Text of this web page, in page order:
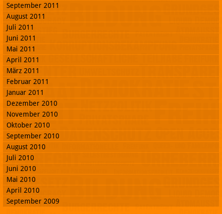
September 2011
August 2011
Juli 2011
Juni 2011
Mai 2011
April 2011
März 2011
Februar 2011
Januar 2011
Dezember 2010
November 2010
Oktober 2010
September 2010
August 2010
Juli 2010
Juni 2010
Mai 2010
April 2010
September 2009